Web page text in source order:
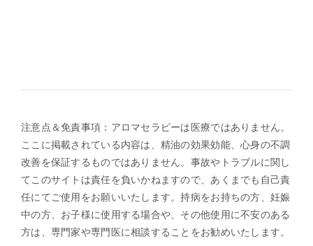
注意点＆免責事項：アロマセラピーは医療ではありません。
ここに掲載されている内容は、精油の効果効能、心身の不調
改善を保証するものではありません。事故やトラブルに関し
てこのサイトは責任を負いかねますので、あくまでも自己責
任にてご使用をお願いいたします。持病をお持ちの方、妊娠
中の方、お子様に使用する場合や、その他使用に不安のある
方は、専門家や専門医に相談することをお勧めいたします。